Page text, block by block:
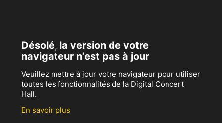
Désolé, la version de votre
navigateur n’est pas à jour
Veuillez mettre à jour votre navigateur pour utiliser
toutes les fonctionnalités de la Digital Concert
Hall.
En savoir plus